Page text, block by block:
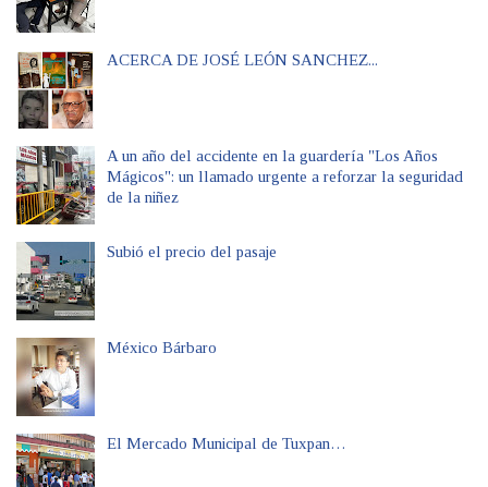
ACERCA DE JOSÉ LEÓN SANCHEZ...
A un año del accidente en la guardería "Los Años
Mágicos": un llamado urgente a reforzar la seguridad
de la niñez
Subió el precio del pasaje
México Bárbaro
El Mercado Municipal de Tuxpan…